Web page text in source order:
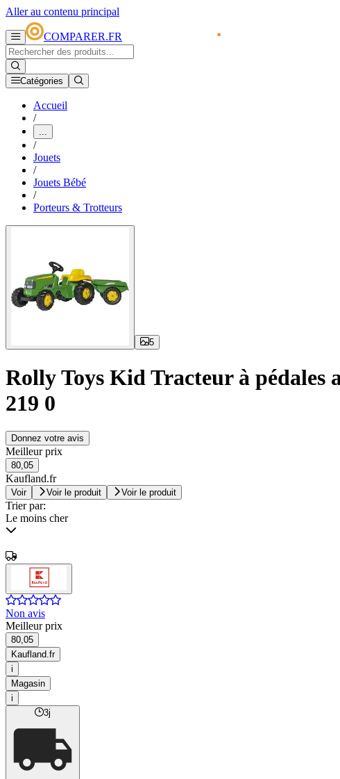
Aller au contenu principal
COMPARER.FR
Catégories
Accueil
/
...
/
Jouets
/
Jouets Bébé
/
Porteurs & Trotteurs
5
Rolly Toys Kid Tracteur à pédales
219 0
Donnez votre avis
Meilleur prix
80,05
Kaufland.fr
Voir Voir le produit Voir le produit
Trier par:
Le moins cher
Non avis
Meilleur prix
80,05
Kaufland.fr
i
Magasin
i
3j